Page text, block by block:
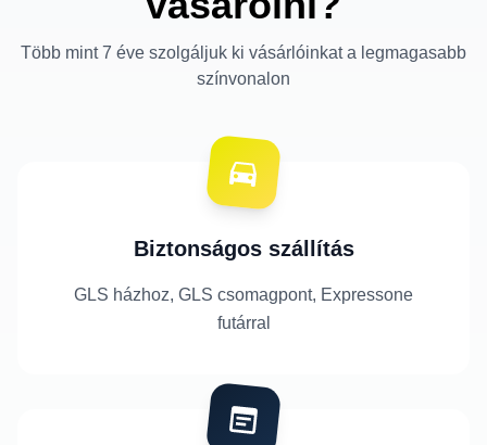
Több mint 7 éve szolgáljuk ki vásárlóinkat a legmagasabb
színvonalon
Biztonságos szállítás
GLS házhoz, GLS csomagpont, Expressone
futárral